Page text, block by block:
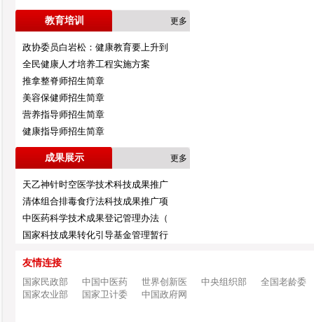
教育培训 更多
政协委员白岩松：健康教育要上升到
全民健康人才培养工程实施方案
推拿整脊师招生简章
美容保健师招生简章
营养指导师招生简章
健康指导师招生简章
成果展示 更多
天乙神针时空医学技术科技成果推广
清体组合排毒食疗法科技成果推广项
中医药科学技术成果登记管理办法（
国家科技成果转化引导基金管理暂行
友情连接
国家民政部
中国中医药 世界创新医 中央组织部
全国老龄委
国家农业部
国家卫计委 中国政府网